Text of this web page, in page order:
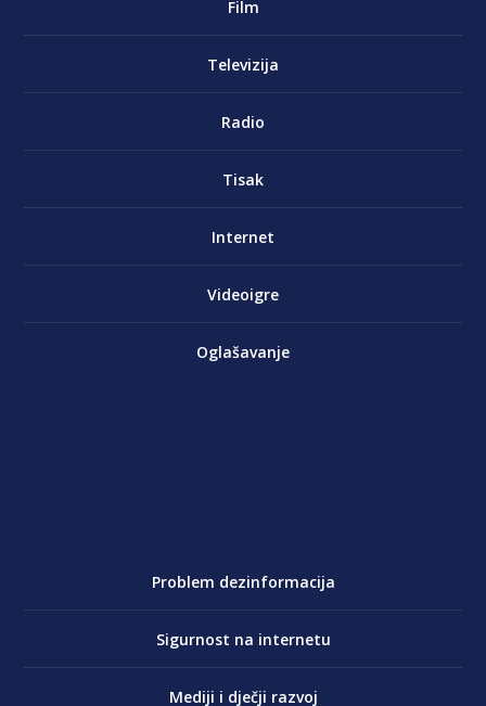
Film
Televizija
Radio
Tisak
Internet
Videoigre
Oglašavanje
Problem dezinformacija
Sigurnost na internetu
Mediji i dječji razvoj